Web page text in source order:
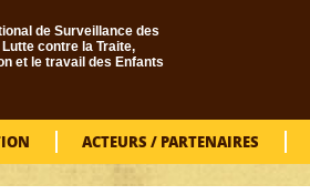
de Surveillance des
contre la Traite,
et le travail des Enfants
ACTEURS / PARTENAIRES